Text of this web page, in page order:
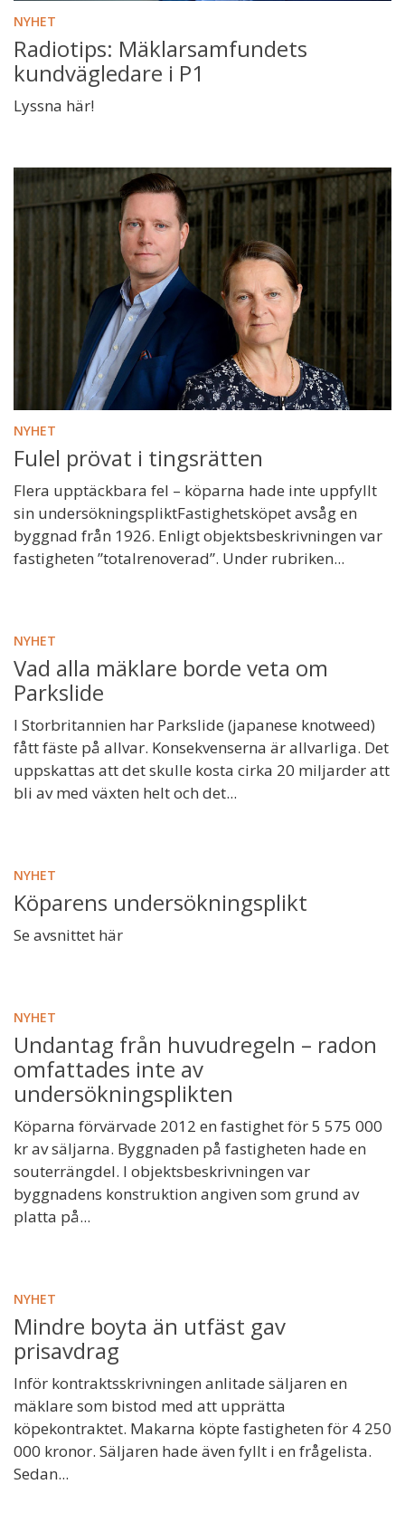
NYHET
Radiotips: Mäklarsamfundets
kundvägledare i P1
Lyssna här!
NYHET
Fulel prövat i tingsrätten
Flera upptäckbara fel – köparna hade inte uppfyllt
sin undersökningspliktFastighetsköpet avsåg en
byggnad från 1926. Enligt objektsbeskrivningen var
fastigheten ”totalrenoverad”. Under rubriken...
NYHET
Vad alla mäklare borde veta om
Parkslide
I Storbritannien har Parkslide (japanese knotweed)
fått fäste på allvar. Konsekvenserna är allvarliga. Det
uppskattas att det skulle kosta cirka 20 miljarder att
bli av med växten helt och det...
NYHET
Köparens undersökningsplikt
Se avsnittet här
NYHET
Undantag från huvudregeln – radon
omfattades inte av
undersökningsplikten
Köparna förvärvade 2012 en fastighet för 5 575 000
kr av säljarna. Byggnaden på fastigheten hade en
souterrängdel. I objektsbeskrivningen var
byggnadens konstruktion angiven som grund av
platta på...
NYHET
Mindre boyta än utfäst gav
prisavdrag
Inför kontraktsskrivningen anlitade säljaren en
mäklare som bistod med att upprätta
köpekontraktet. Makarna köpte fastigheten för 4 250
000 kronor. Säljaren hade även fyllt i en frågelista.
Sedan...